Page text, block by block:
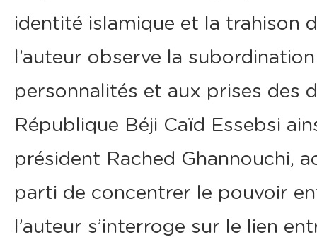
identité islamique et la trahison
l’auteur observe la
personnalités et aux prises des
République Béji Caïd Essebsi
président Rached Ghannouchi,
parti de concentrer le pouvoir
l’auteur s’interroge sur le lien